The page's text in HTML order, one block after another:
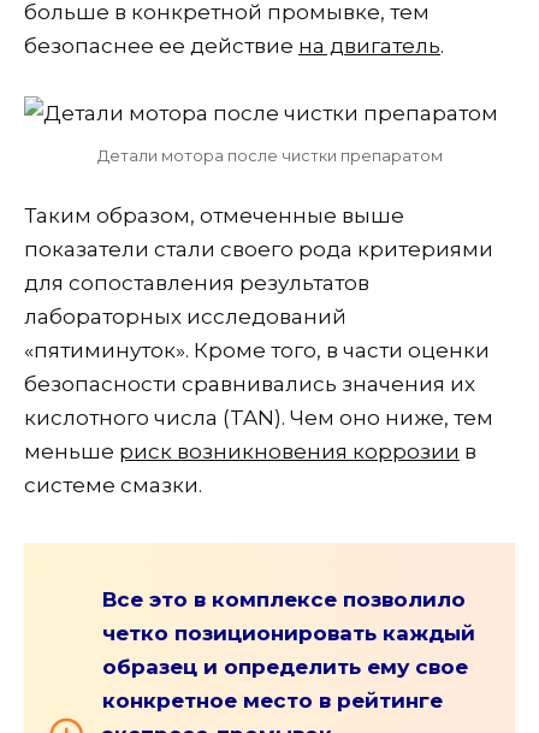
больше в конкретной промывке, тем
безопаснее ее действие на двигатель.
Детали мотора после чистки препаратом
Таким образом, отмеченные выше
показатели стали своего рода критериями
для сопоставления результатов
лабораторных исследований
«пятиминуток». Кроме того, в части оценки
безопасности сравнивались значения их
кислотного числа (TAN). Чем оно ниже, тем
меньше риск возникновения коррозии в
системе смазки.
Все это в комплексе позволило
четко позиционировать каждый
образец и определить ему свое
конкретное место в рейтинге